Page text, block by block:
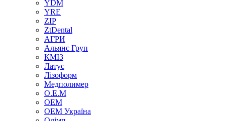
YDM
YRE
ZIP
ZtDental
АГРИ
Альянс Груп
КМІЗ
Латус
Лізоформ
Медполимер
О.Е.М
ОЕМ
ОЕМ Україна